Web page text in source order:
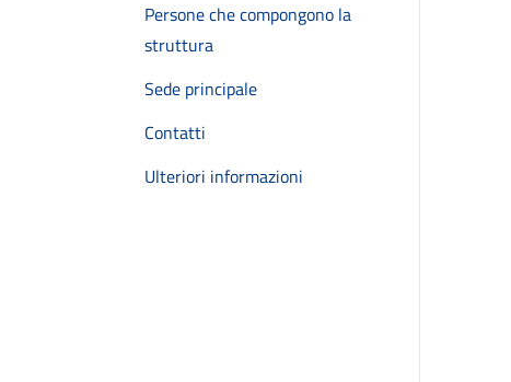
Persone che compongono la
struttura
Sede principale
Contatti
Ulteriori informazioni